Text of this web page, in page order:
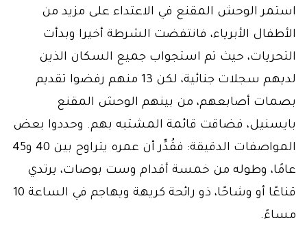
استمر الوحش المقنع في الاعتداء على مزيد من
الأطفال الأبرياء، فانتفضت الشرطة أخيرا وبدأت
التحريات، حيث تم استجواب جميع السكان الذين
لديهم سجلات جنائية، لكن 13 منهم رفضوا تقديم
بصمات أصابعهم، من بينهم الوحش المقنع
بايسنيل، فضاقت قائمة المشتبه بهم. وحددوا بعض
المواصفات الدقيقة: فقُدِّر أن عمره يتراوح بين 40 و45
عامًا، وطوله من خمسة أقدام وست بوصات، يرتدي
قناعًا أو وشاحًا، ذو رائحة كريهة ويهاجم في الساعة 10
مساءً.